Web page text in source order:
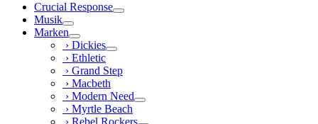
Crucial Response
Musik
Marken
› Dickies
› Ethletic
› Grand Step
› Macbeth
› Modern Need
› Myrtle Beach
› Rebel Rockers